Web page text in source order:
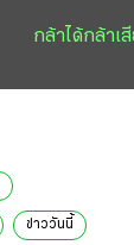
กล้าได้กล้าเ
ข่าววันนี้